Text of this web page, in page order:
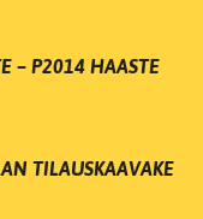
– P2014 HAASTE
TILAUSKAAVAKE